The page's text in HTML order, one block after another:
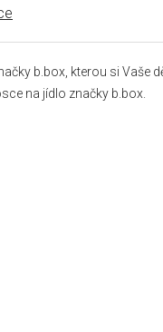
b.box, kterou si Vaše
na jídlo značky b.box.